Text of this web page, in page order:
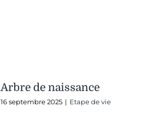
Arbre de naissance
16 septembre 2025 | Etape de vie